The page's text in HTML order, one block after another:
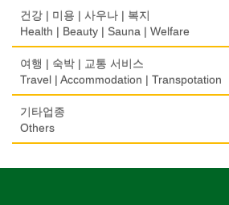
의사-물리치료/카이로 프랙터
Physiotherapy/Chiropractic Clinic
의사-비뇨기과
의사-산부인과
Obstetrician
보석/귀금속/시계
Jeweler/Jeweller
비디오-사진/촬영/편집/공급
Video Service
사진촬영
애완동물용품
개인지도-체육
개인지도-음악
Private Lesson-Music
개인지도-옷수선
Private Lesson-Alteration
개인지도-어학/수학
Bankruptcy
Real Estate
은행/금융기관
Coin Laundry/Dry cleaning
상패/트로피
Medal/Trophy
Dry cleaning Equipment
악기사
Home Inspection
간판
Signs
가구판매/수리
Furniture Sales/Repair
Taxi Service
Automobile/Car
자동차-렌트
Car Rental
자동차-바디샵
골프장
Golf/Country Club
가라오케/노래방/카페
Karaoke/Cafe
Dahn Centre
당구장
교통위반티켓
Traffic Ticket
공인회계사(CPA)
CPA
Translation/Interpretation/Resume Service
건강 | 미용 | 사우나 | 복지
Health | Beauty | Sauna | Welfare
건강상담/식품/정보
Health Counseling/Food/Information
의료기
Medical Equipment
Massage
여행 | 숙박 | 교통 서비스
Travel | Accommodation | Transpotation
호텔/모텔/숙박
Hotel/Motel
Travel/Tour
기타업종
Others